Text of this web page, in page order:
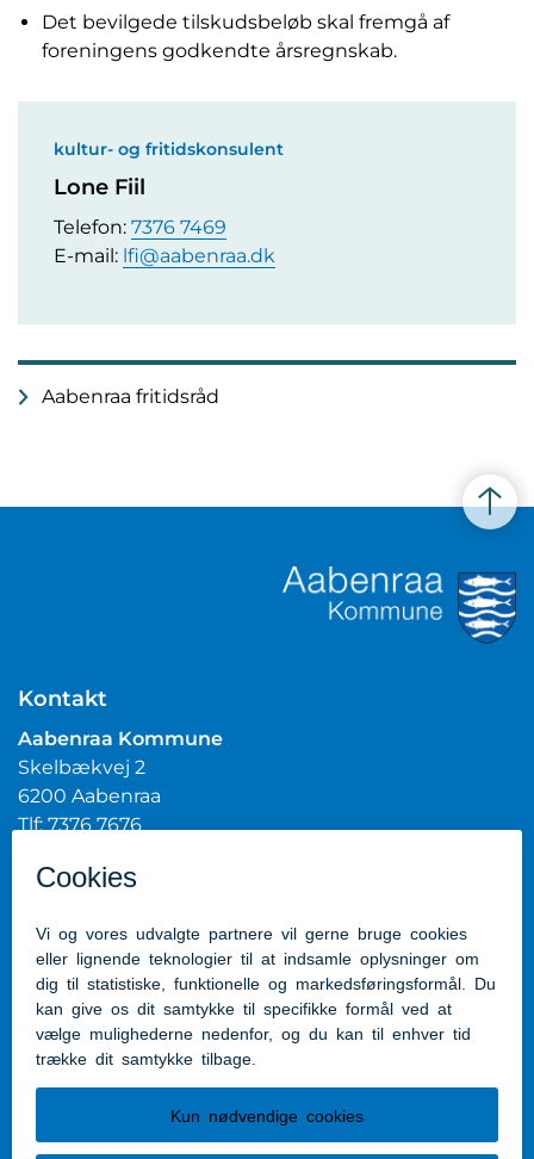
Det bevilgede tilskudsbeløb skal fremgå af
foreningens godkendte årsregnskab.
kultur- og fritidskonsulent
Lone Fiil
Telefon: 7376 7469
E-mail: lfi@aabenraa.dk
Aabenraa fritidsråd
Kontakt
Aabenraa Kommune
Skelbækvej 2
6200 Aabenraa
Tlf: 7376 7676
CVR.nr.: 29189854
Genveje
Kontakt kommunen
Presserum
Tilgængelighedserklæring
Følg os